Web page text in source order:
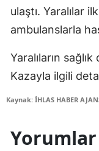
ulaştı. Yaralılar
ambulanslarla
Yaralıların
Kazayla ilgili
Kaynak: İHLAS HABER
Yorumlar